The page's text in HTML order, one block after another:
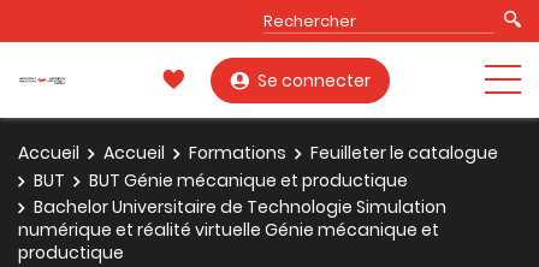
Se connecter
Accueil Accueil Formations
Feuilleter le catalogue
BUT
BUT Génie mécanique et productique
Bachelor Universitaire de Technologie Simulation
numérique et réalité virtuelle Génie mécanique et
productique